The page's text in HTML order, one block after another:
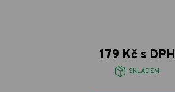
179 Kč s DPH
SKLADEM